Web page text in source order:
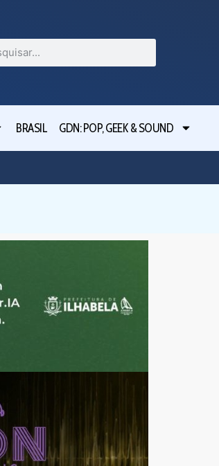
BRASIL GDN: POP, GEEK & SOUND